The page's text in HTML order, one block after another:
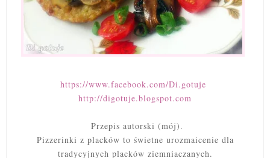
https://www.facebook.com/Di.gotuje
http://digotuje.blogspot.com
Przepis autorski (mój).
Pizzerinki z placków to świetne urozmaicenie dla
tradycyjnych placków ziemniaczanych.